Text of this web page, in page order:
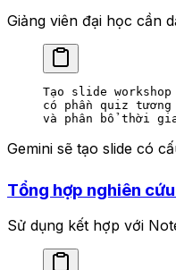
Giảng viên đại học cần
Tạo slide
có phần quiz
và phân bổ thời
Gemini sẽ tạo slide có
Tổng hợp nghiên
Sử dụng kết hợp với